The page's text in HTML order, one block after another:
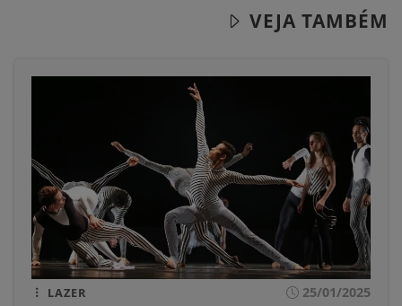
VEJA TAMBÉM
LAZER 25/01/2025